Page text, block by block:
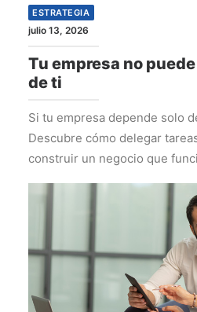
ESTRATEGIA
julio 13, 2026
Tu empresa no
de ti
Si tu empresa depende solo
Descubre cómo delegar
construir un negocio que